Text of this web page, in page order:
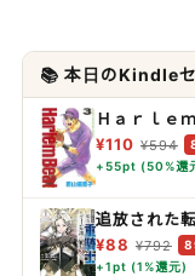
📚 本日のKindle
Ｈａｒｌｅ
¥110 ¥594
+55pt (50%還
追放された
¥88 ¥792
+1pt (1%還元)